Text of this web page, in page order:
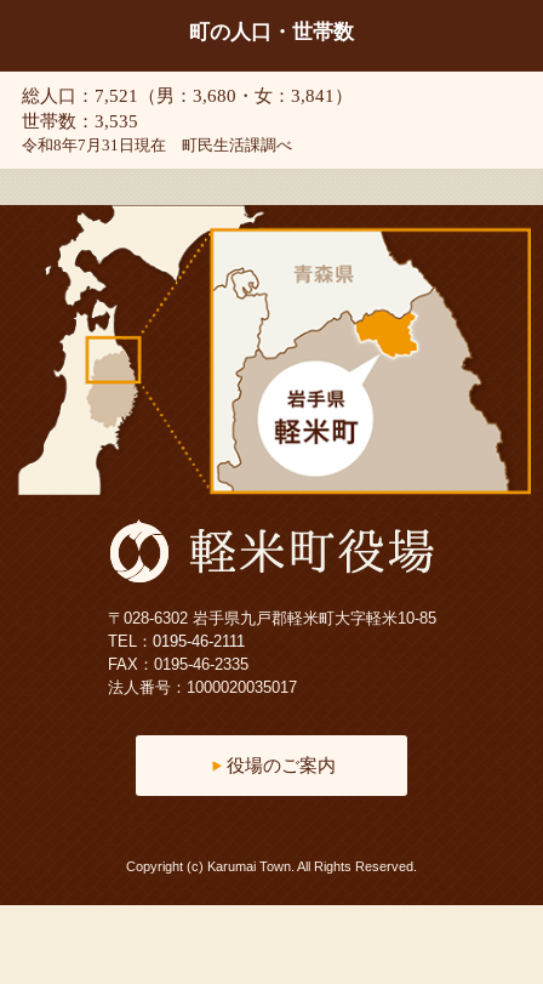
町の人口・世帯数
総人口：7,521（男：3,680・女：3,841）
世帯数：3,535
令和8年7月31日現在 町民生活課調べ
〒028-6302 岩手県九戸郡軽米町大字軽米10-85
TEL： 0195-46-2111
FAX：0195-46-2335
法人番号：1000020035017
役場のご案内
Copyright (c) Karumai Town. All Rights Reserved.